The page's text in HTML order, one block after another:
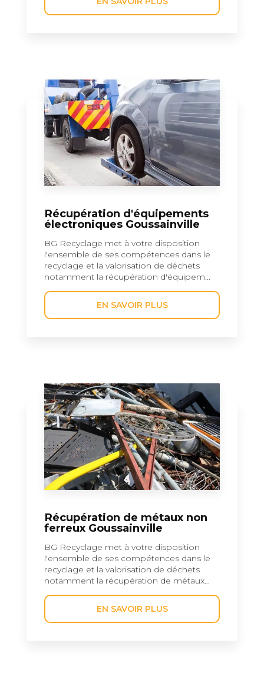
Récupération d'équipements
électroniques Goussainville
BG Recyclage met à votre disposition
l'ensemble de ses compétences dans le
recyclage et la valorisation de déchets
notamment la récupération d'équipem...
EN SAVOIR PLUS
Récupération de métaux non
ferreux Goussainville
BG Recyclage met à votre disposition
l'ensemble de ses compétences dans le
recyclage et la valorisation de déchets
notamment la récupération de métaux...
EN SAVOIR PLUS